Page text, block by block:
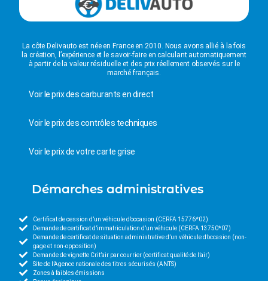
La côte Delivauto est née en France en 2010. Nous avons allié à la fois
la création, l’expérience et le savoir-faire en calculant automatiquement
à partir de la valeur résiduelle et des prix réellement observés sur le
marché français.
Voir le prix des carburants en direct
Voir le prix des contrôles techniques
Voir le prix de votre carte grise
Démarches administratives
Certificat de cession d’un véhicule d’occasion (CERFA 15776*02)
Demande de certificat d’immatriculation d’un véhicule (CERFA 13750*07)
Demande de certificat de situation administrative d’un véhicule d’occasion (non-
gage et non-opposition)
Demande de vignette Crit’air par courrier (certificat qualité de l’air)
Site de l’Agence nationale des titres sécurisés (ANTS)
Zones à faibles émissions